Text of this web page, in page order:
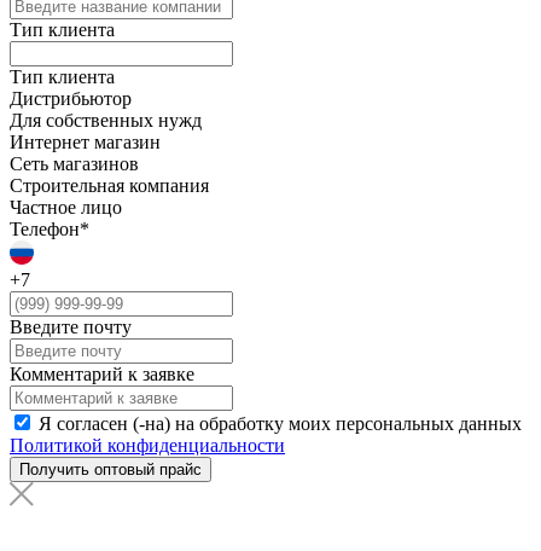
Тип клиента
Тип клиента
Дистрибьютор
Для собственных нужд
Интернет магазин
Сеть магазинов
Строительная компания
Частное лицо
Телефон*
+7
Введите почту
Комментарий к заявке
Я согласен (-на) на обработку моих персональных данных
Политикой конфиденциальности